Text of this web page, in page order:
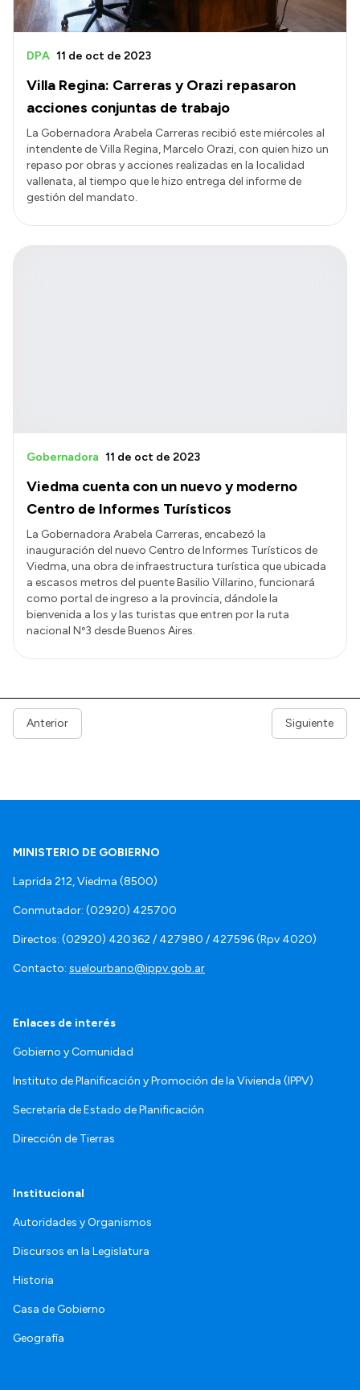
Villa Regina: Carreras y Orazi repasaron
acciones conjuntas de trabajo
DPA 11 de oct de 2023
La Gobernadora Arabela Carreras recibió este miércoles al
intendente de Villa Regina, Marcelo Orazi, con quien hizo un
repaso por obras y acciones realizadas en la localidad
vallenata, al tiempo que le hizo entrega del informe de
gestión del mandato.
Viedma cuenta con un nuevo y moderno
Centro de Informes Turísticos
Gobernadora 11 de oct de 2023
La Gobernadora Arabela Carreras, encabezó la
inauguración del nuevo Centro de Informes Turísticos de
Viedma, una obra de infraestructura turística que ubicada
a escasos metros del puente Basilio Villarino, funcionará
como portal de ingreso a la provincia, dándole la
bienvenida a los y las turistas que entren por la ruta
nacional Nº3 desde Buenos Aires.
Anterior Siguiente
MINISTERIO DE GOBIERNO
Laprida 212, Viedma (8500)
Conmutador: (02920) 425700
Directos: (02920) 420362 / 427980 / 427596 (Rpv 4020)
Contacto: suelourbano@ippv.gob.ar
Enlaces de interés
Gobierno y Comunidad
Instituto de Planificación y Promoción de la Vivienda (IPPV)
Secretaría de Estado de Planificación
Dirección de Tierras
Institucional
Autoridades y Organismos
Discursos en la Legislatura
Historia
Casa de Gobierno
Geografía